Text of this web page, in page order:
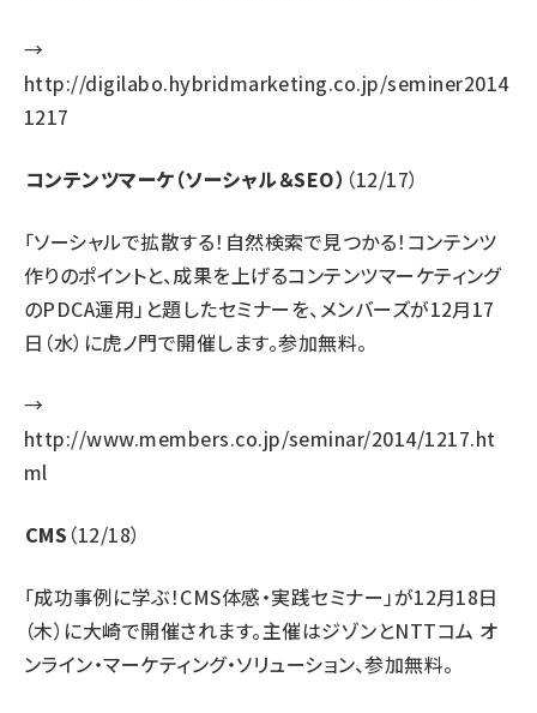
→
http://digilabo.hybridmarketing.co.jp/seminer2014
1217
コンテンツマーケ（ソーシャル＆SEO） （12/17）
「ソーシャルで拡散する！自然検索で見つかる！コンテンツ
作りのポイントと、成果を上げるコンテンツマーケティング
のPDCA運用」と題したセミナーを、メンバーズが12月17
日（水）に虎ノ門で開催します。参加無料。
→
http://www.members.co.jp/seminar/2014/1217.ht
ml
CMS （12/18）
「成功事例に学ぶ！CMS体感・実践セミナー」が12月18日
（木）に大崎で開催されます。主催はジゾンとNTTコム オ
ンライン・マーケティング・ソリューション、参加無料。